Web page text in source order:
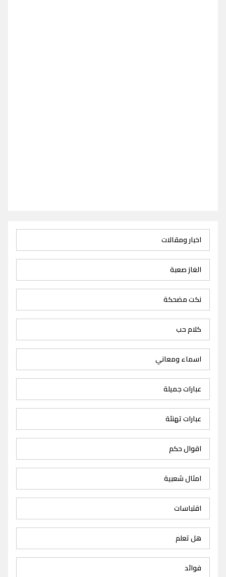
اخبار ومقالات
الغاز صعبة
نكت مضحكة
كلام حب
اسماء ومعاني
عبارات جميلة
عبارات تهنئة
اقوال حكم
امثال شعبية
اقتباسات
هل تعلم
فوائد